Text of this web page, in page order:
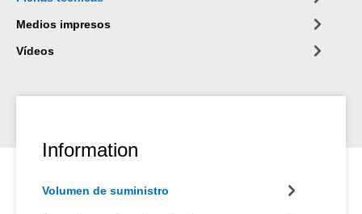
Medios impresos
Vídeos
Information
Volumen de suministro